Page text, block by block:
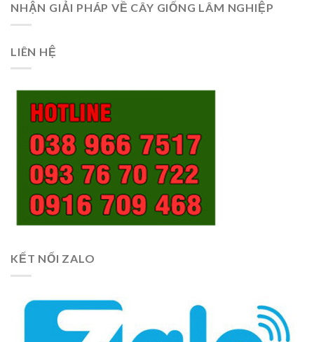
NHẬN GIẢI PHÁP VỀ CÂY GIỐNG LÂM NGHIỆP
LIÊN HỆ
KẾT NỐI ZALO